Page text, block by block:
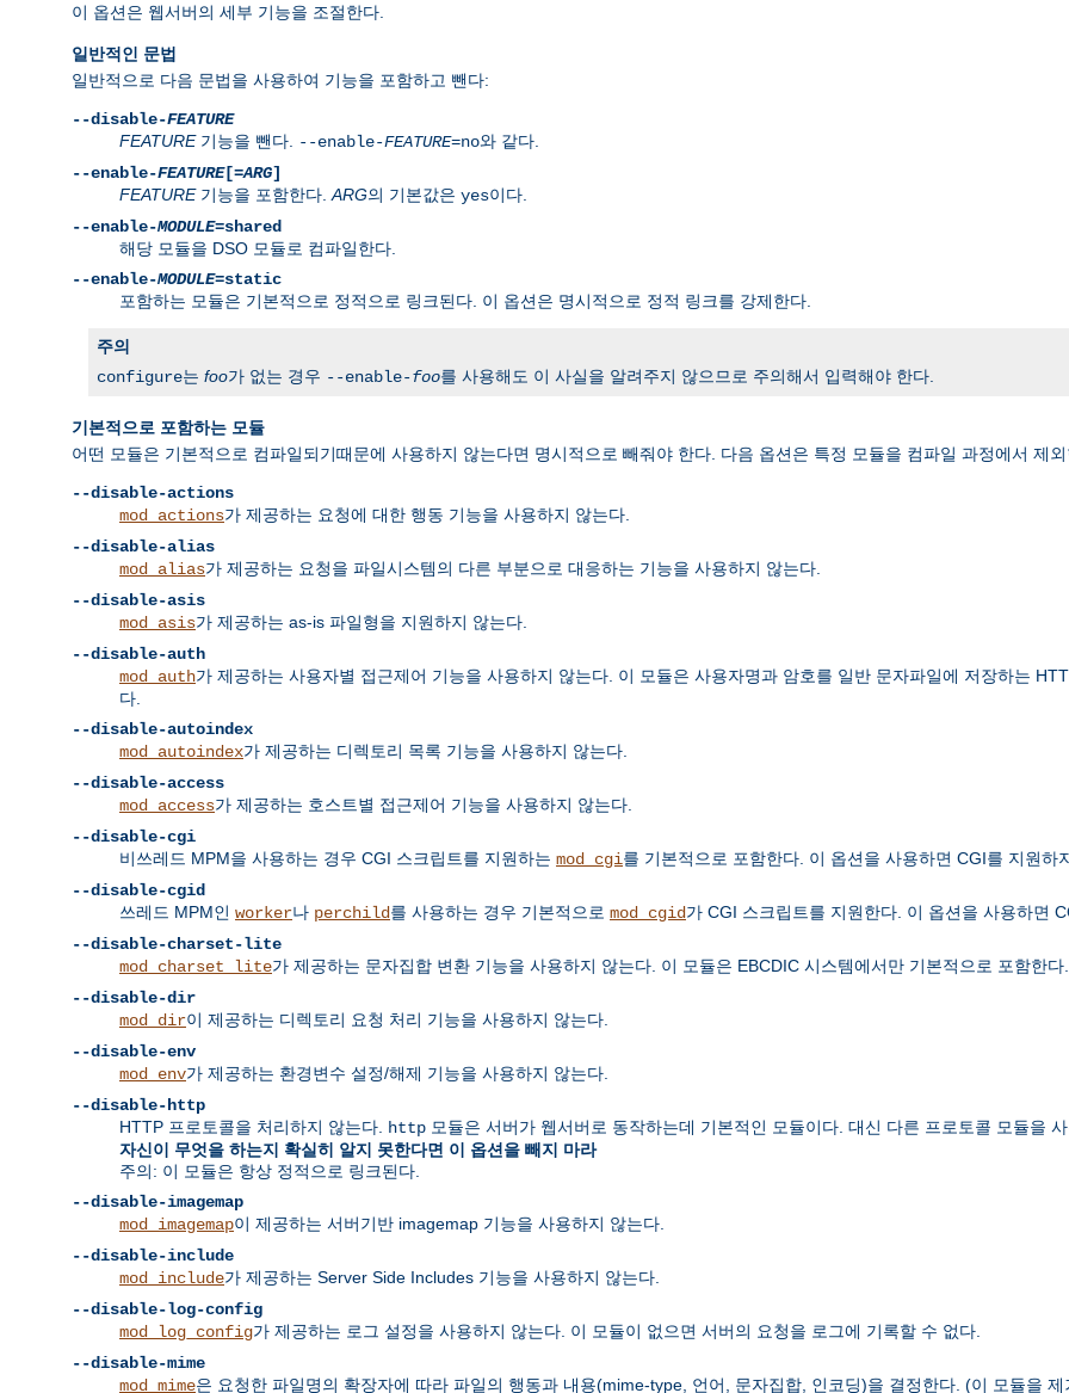
이 옵션은 웹서버의 세부 기능을 조절한다.
일반적인 문법
일반적으로 다음 문법을 사용하여 기능을 포함하고 뺀다:
--disable-FEATURE
FEATURE기능을 뺀다. --enable-FEATURE=no와 같다.
--enable-FEATURE[=ARG]
FEATURE기능을 포함한다. ARG의 기본값은 yes이다.
--enable-MODULE=shared
해당 모듈을 DSO 모듈로 컴파일한다.
--enable-MODULE=static
포함하는 모듈은 기본적으로 정적으로 링크된다. 이 옵션은 명시적으로 정적 링크를 강제한다.
주의
configure는 foo가 없는 경우 --enable-foo를 사용해도 이 사실을 알려주지 않으므로 주의해서 입력해야 한다.
기본적으로 포함하는 모듈
어떤 모듈은 기본적으로 컴파일되기때문에 사용하지 않는다면 명시적으로 빼줘야 한다. 다음 옵션은 특정 모듈을 컴파일 과정에서 제외
--disable-actions
mod_actions가 제공하는 요청에 대한 행동 기능을 사용하지 않는다.
--disable-alias
mod_alias가 제공하는 요청을 파일시스템의 다른 부분으로 대응하는 기능을 사용하지 않는다.
--disable-asis
mod_asis가 제공하는 as-is 파일형을 지원하지 않는다.
--disable-auth
mod_auth가 제공하는 사용자별 접근제어 기능을 사용하지 않는다. 이 모듈은 사용자명과 암호를 일반 문자파일에 저장하는
다.
--disable-autoindex
mod_autoindex가 제공하는 디렉토리 목록 기능을 사용하지 않는다.
--disable-access
mod_access가 제공하는 호스트별 접근제어 기능을 사용하지 않는다.
--disable-cgi
비쓰레드 MPM을 사용하는 경우 CGI 스크립트를 지원하는 mod_cgi를 기본적으로 포함한다. 이 옵션을 사용하면 CGI를 지원하
--disable-cgid
쓰레드 MPM인 worker나 perchild를 사용하는 경우 기본적으로 mod_cgid가 CGI 스크립트를 지원한다. 이 옵션을 사용하면
--disable-charset-lite
mod_charset_lite가 제공하는 문자집합 변환 기능을 사용하지 않는다. 이 모듈은 EBCDIC 시스템에서만 기본적으로 포함한다.
--disable-dir
mod_dir이 제공하는 디렉토리 요청 처리 기능을 사용하지 않는다.
--disable-env
mod_env가 제공하는 환경변수 설정/해제 기능을 사용하지 않는다.
--disable-http
HTTP 프로토콜을 처리하지 않는다.
http 모듈은 서버가 웹서버로 동작하는데 기본적인 모듈이다. 대신 다른 프로토콜 모듈을
자신이 무엇을 하는지 확실히 알지 못한다면 이 옵션을 빼지 마라
주의: 이 모듈은 항상 정적으로 링크된다.
--disable-imagemap
mod_imagemap이 제공하는 서버기반 imagemap 기능을 사용하지 않는다.
--disable-include
mod_include가 제공하는 Server Side Includes 기능을 사용하지 않는다.
--disable-log-config
mod_log_config가 제공하는 로그 설정을 사용하지 않는다. 이 모듈이 없으면 서버의 요청을 로그에 기록할 수 없다.
--disable-mime
mod_mime은 요청한 파일명의 확장자에 따라 파일의 행동과 내용(mime-type, 언어, 문자집합, 인코딩)을 결정한다. (이 모듈을